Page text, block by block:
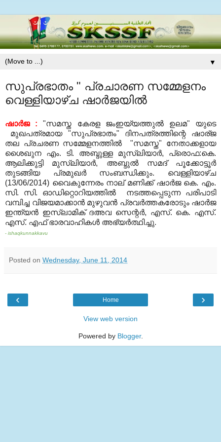
▼
സുപ്രഭാതം " പ്രചാരണ സമ്മേളനം
വെള്ളിയാഴ്ച ഷാര്‍ജയില്‍
ഷാര്‍ജ : "സമസ്ത കേരള ജംഇയ്യത്തുല്‍ ഉലമ" യുടെ
മുഖപത്രമായ "സുപ്രഭാതം" ദിനപത്രത്തിന്റെ ഷാര്ജ
തല പ്രചരണ സമ്മേളനത്തില്‍ "സമസ്ത" നേതാക്കളായ
ശൈഖുന എം. ടി. അബ്ദുള്ള മുസ്ലിയാര്‍, പ്രൊഫ:കെ.
ആലിക്കുട്ടി മുസ്ലിയാര്‍, അബ്ദുല്‍ സമദ് പൂക്കോട്ടൂര്‍
തുടങ്ങിയ പ്രമുഖര്‍ സംബന്ധിക്കും. വെള്ളിയാഴ്ച
(13/06/2014) വൈകുന്നേരം നാല് മണിക്ക് ഷാര്‍ജ കെ. എം.
സി. സി. ഓഡിറ്റൊറിയത്തില്‍ നടത്തപ്പെടുന്ന പരിപാടി
വമ്പിച്ച വിജയമാക്കാന്‍ മുഴുവന്‍ പ്രവര്‍ത്തകരോടും ഷാര്‍ജ
ഇന്ത്യന്‍ ഇസ്ലാമിക് ദഅവ സെന്റര്‍, എസ്. കെ. എസ്.
എസ്. എഫ് ഭാരവാഹികൾ അഭ്യര്‍ത്ഥിച്ചു.
- ishaqkunnakkavu
Posted on Wednesday, June 11, 2014
‹ ›
Home
View web version
Powered by Blogger.